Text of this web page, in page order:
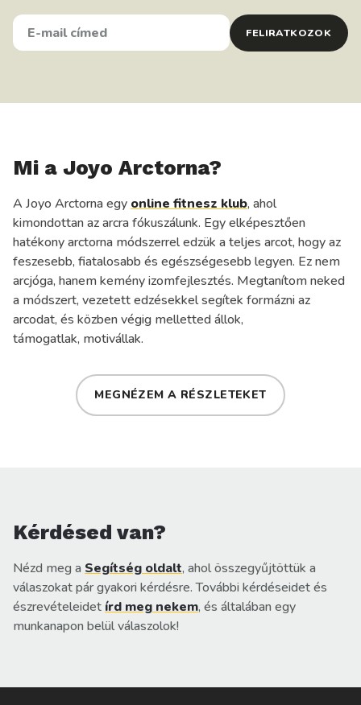
E-
MAIL
CÍMED
FELIRATKOZOK
Mi a Joyo Arctorna?
A Joyo Arctorna egy online fitnesz klub, ahol
kimondottan az arcra fókuszálunk. Egy elképesztően
hatékony arctorna módszerrel edzük a teljes arcot, hogy az
feszesebb, fiatalosabb és egészségesebb legyen. Ez nem
arcjóga, hanem kemény izomfejlesztés. Megtanítom neked
a módszert, vezetett edzésekkel segítek formázni az
arcodat, és közben végig melletted állok,
támogatlak, motivállak.
MEGNÉZEM A RÉSZLETEKET
Kérdésed van?
Nézd meg a Segítség oldalt, ahol összegyűjtöttük a
válaszokat pár gyakori kérdésre. További kérdéseidet és
észrevételeidet írd meg nekem, és általában egy
munkanapon belül válaszolok!